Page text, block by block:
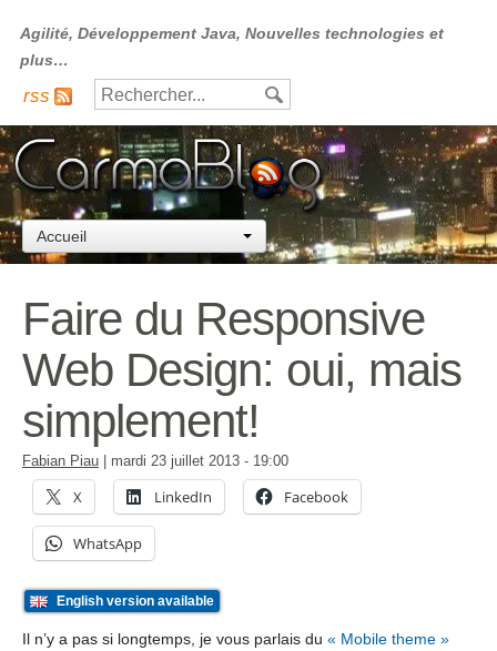
Agilité, Développement Java, Nouvelles technologies et
plus…
rss
Accueil
Faire du Responsive
Web Design: oui, mais
simplement!
Fabian Piau mardi 23 juillet 2013 - 19:00
X LinkedIn Facebook
WhatsApp
English version available
Il n’y a pas si longtemps, je vous parlais du « Mobile theme »